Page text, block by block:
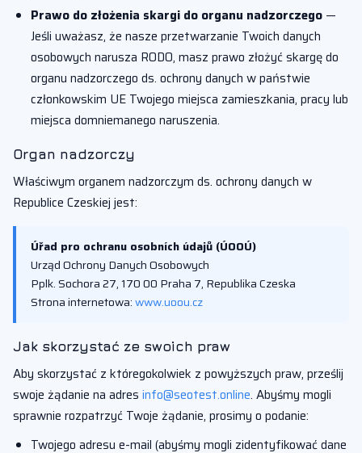
Prawo do złożenia skargi do organu nadzorczego —
Jeśli uważasz, że nasze przetwarzanie Twoich danych
osobowych narusza RODO, masz prawo złożyć skargę do
organu nadzorczego ds. ochrony danych w państwie
członkowskim UE Twojego miejsca zamieszkania, pracy lub
miejsca domniemanego naruszenia.
Organ nadzorczy
Właściwym organem nadzorczym ds. ochrony danych w
Republice Czeskiej jest:
Úřad pro ochranu osobních údajů (ÚOOÚ)
Urząd Ochrony Danych Osobowych
Pplk. Sochora 27, 170 00 Praha 7, Republika Czeska
Strona internetowa:www.uoou.cz
Jak skorzystać ze swoich praw
Aby skorzystać z któregokolwiek z powyższych praw, prześlij
swoje żądanie na adres info@seotest.online. Abyśmy mogli
sprawnie rozpatrzyć Twoje żądanie, prosimy o podanie:
Twojego adresu e-mail (abyśmy mogli zidentyfikować dane